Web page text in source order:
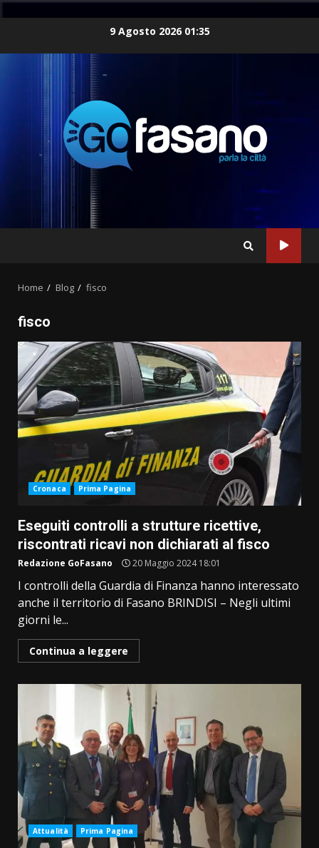
9 Agosto 2026 01:35
Home Blog fisco
fisco
Cronaca Prima Pagina
Eseguiti controlli a strutture ricettive,
riscontrati ricavi non dichiarati al fisco
Redazione GoFasano 20 Maggio 2024 18:01
I controlli della Guardia di Finanza hanno interessato
anche il territorio di Fasano BRINDISI – Negli ultimi
giorni le...
Continua a leggere
Attualità Prima Pagina